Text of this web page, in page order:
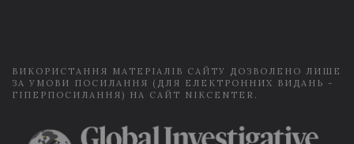
ВИКОРИСТАННЯ МАТЕРІАЛІВ САЙТУ ДОЗВОЛЕНО ЛИШЕ
ЗА УМОВИ ПОСИЛАННЯ (ДЛЯ ЕЛЕКТРОННИХ ВИДАНЬ -
ГІПЕРПОСИЛАННЯ) НА САЙТ NIKCENTER.